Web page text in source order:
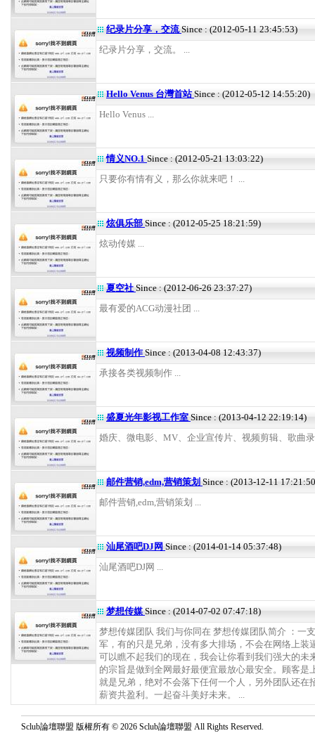
纪录片分享，交流Since : (2012-05-11 23:45:53)
纪录片分享，交流。 ...
Hello Venus 台灣首站Since : (2012-05-12 14:55:20)
Hello Venus ...
情义NO.1 Since : (2012-05-21 13:03:22)
只要你有情有义，那么你就来吧！ ...
炫俱乐部 Since : (2012-05-25 18:21:59)
炫动传媒 ...
夏空社Since : (2012-06-26 23:37:27)
最有爱的ACG动漫社团 ...
视频制作 Since : (2013-04-08 12:43:37)
承接各类视频制作 ...
盛夏光年影视工作室 Since : (2013-04-12 22:19:14)
婚庆、微电影、MV、企业宣传片、视频剪辑、歌曲
邮件营销,edm,营销策划 Since : (2013-12-11
邮件营销,edm,营销策划 ...
汕尾酒吧DJ网 Since : (2014-01-14 05:37:48)
汕尾酒吧DJ网 ...
梦想传媒Since : (2014-07-02 07:47:18)
梦想传媒团队 我们与你同在 梦想传媒团队简介 ：一
军，有的只是兄弟，没有多大排场，不会在网络上装
可以瞧不起我们的现在，我会让你看到我们强大的未
的宗旨是做到全网最好最便宜最放心最安全。顾客是
就是兄弟，绝对不会落下任何一个人，另外团队还在
薪资共盈利。一起奋斗美好未来。 ...
Sclub論壇聯盟 版權所有 © 2026 Sclub論壇聯盟 All Rights Reserved.